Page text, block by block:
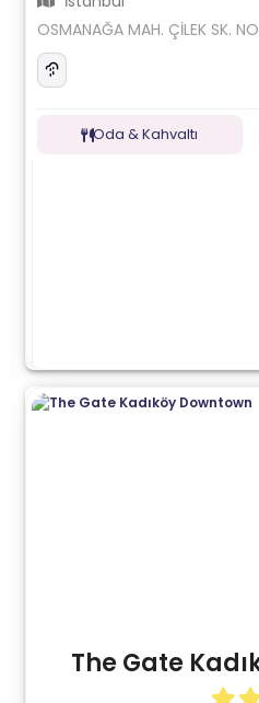
OSMANAĞA MAH. ÇİLEK SK.
Oda & Kahvaltı
The Gate